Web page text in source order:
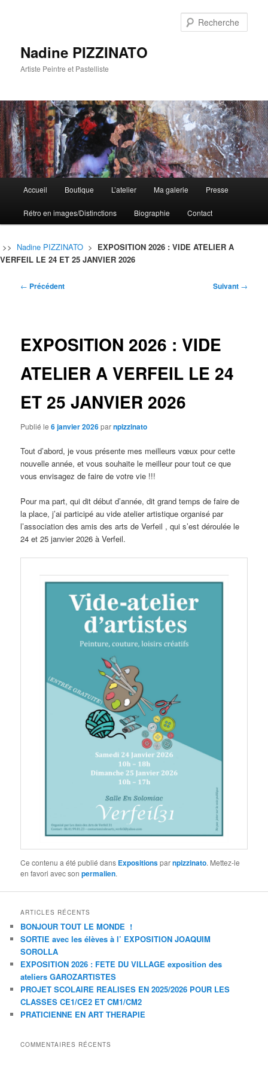
Nadine PIZZINATO
Artiste Peintre et Pastelliste
principal
Aller
au
contenu
Aller
au
contenu
Accueil Boutique L’atelier Ma galerie Presse
Rétro en images/Distinctions Biographie Contact
>> Nadine PIZZINATO > EXPOSITION 2026 : VIDE ATELIER A
VERFEIL LE 24 ET 25 JANVIER 2026
Navigation
← Précédent Suivant →
EXPOSITION 2026 : VIDE
ATELIER A VERFEIL LE 24
ET 25 JANVIER 2026
Publié le6 janvier 2026parnpizzinato
Tout d’abord, je vous présente mes meilleurs vœux pour cette
nouvelle année, et vous souhaite le meilleur pour tout ce que
vous envisagez de faire de votre vie !!!
Pour ma part, qui dit début d’année, dit grand temps de faire de
la place, j’ai participé au vide atelier artistique organisé par
l’association des amis des arts de Verfeil , qui s’est déroulée le
24 et 25 janvier 2026 à Verfeil.
Ce contenu a été publié dans Expositionsparnpizzinato. Mettez-le
en favori avec sonpermalien.
ARTICLES RÉCENTS
BONJOUR TOUT LE MONDE !
SORTIE avec les élèves à l’ EXPOSITION JOAQUIM
SOROLLA
EXPOSITION 2026 : FETE DU VILLAGE exposition des
ateliers GAROZARTISTES
PROJET SCOLAIRE REALISES EN 2025/2026 POUR LES
CLASSES CE1/CE2 ET CM1/CM2
PRATICIENNE EN ART THERAPIE
COMMENTAIRES RÉCENTS